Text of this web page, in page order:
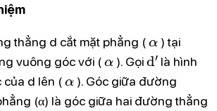
thẳng d cắt mặt phẳng (
) tại
vuông góc với (
α
). Gọi
d′
là hình
của d lên (
α
). Góc giữa đường
(α) là góc giữa hai đường thẳng